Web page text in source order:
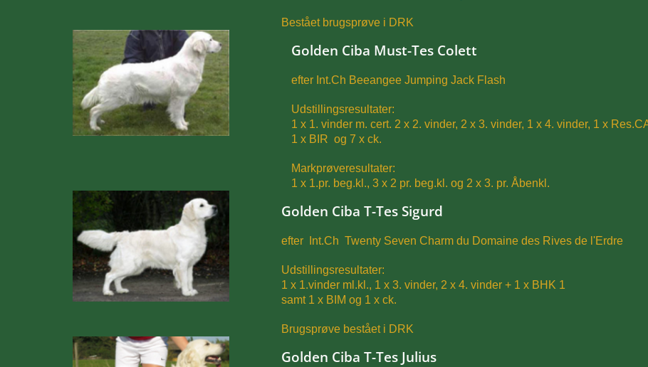
Bestået brugsprøve i DRK
Golden Ciba Must-Tes Colett
efter Int.Ch Beeangee Jumping Jack Flash
Udstillingsresultater:
1 x 1. vinder m. cert. 2 x 2. vinder, 2 x 3. vinder, 1 x 4. vinder, 1 x
1 x BIR og 7 x ck.
Markprøveresultater:
1 x 1.pr. beg.kl., 3 x 2 pr. beg.kl. og 2 x 3. pr. Åbenkl.
Golden Ciba T-Tes Sigurd
efter Int.Ch Twenty Seven Charm du Domaine des Rives de l'Erdre
Udstillingsresultater:
1 x 1.vinder ml.kl., 1 x 3. vinder, 2 x 4. vinder + 1 x BHK 1
samt 1 x BIM og 1 x ck.
Brugsprøve bestået i DRK
Golden Ciba T-Tes Julius